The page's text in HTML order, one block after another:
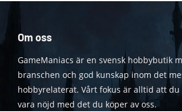
Om oss
GameManiacs är en svensk hobbybutik
branschen och god kunskap inom det
hobbyrelaterat. Vårt fokus är alltid att du
vara nöjd med det du köper av oss.